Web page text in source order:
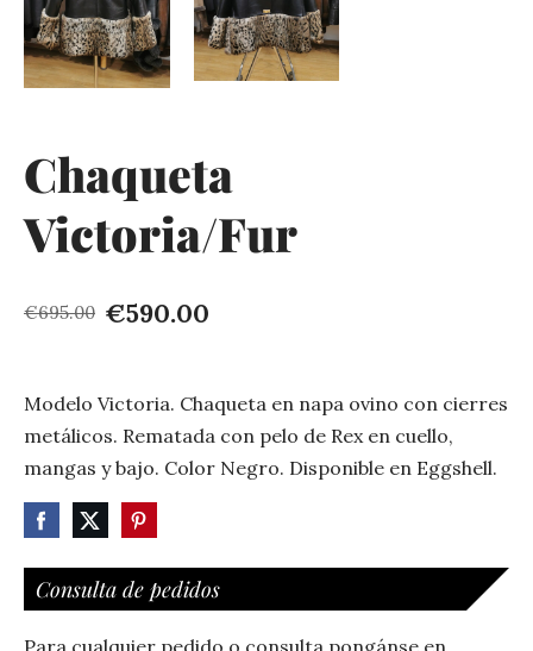
Consulta de pedidos
Chaqueta
Victoria/Fur
€695.00 €590.00
Modelo Victoria. Chaqueta en napa ovino con cierres
metálicos. Rematada con pelo de Rex en cuello,
mangas y bajo. Color Negro. Disponible en Eggshell.